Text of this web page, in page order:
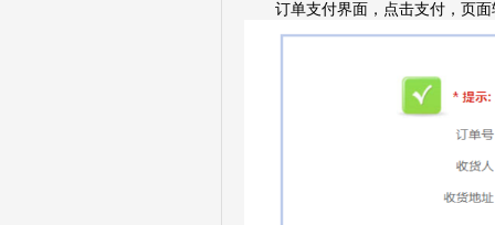
订单支付界面，点击支付，页